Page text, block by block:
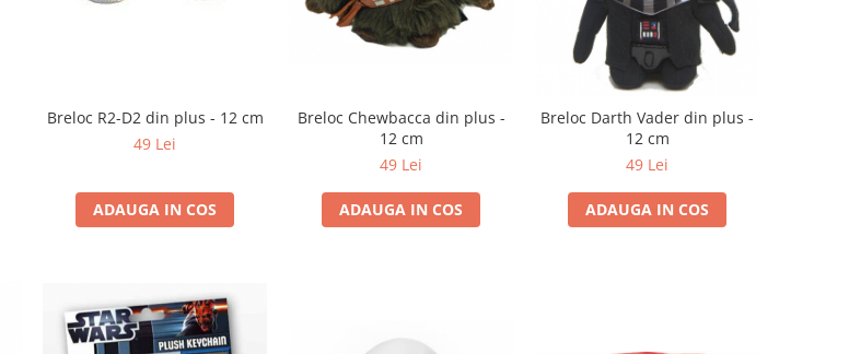
Breloc R2-D2 din plus - 12 cm
49 Lei
ADAUGA IN COS
Breloc Chewbacca din plus -
12 cm
49 Lei
ADAUGA IN COS
Breloc Darth Vader din plus -
12 cm
49 Lei
ADAUGA IN COS